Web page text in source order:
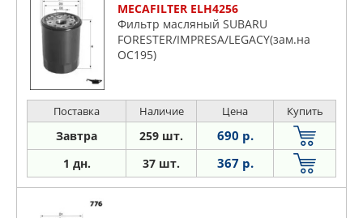
MECAFILTER ELH4256
Фильтр масляный SUBARU
FORESTER/IMPRESA/LEGACY(зам.на
OC195)
Поставка Наличие Цена Купить
Завтра 259 шт. 690 р.
1 дн. 37 шт. 367 р.